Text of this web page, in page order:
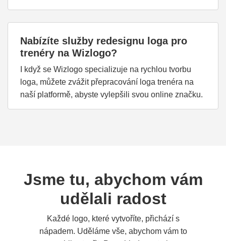
Nabízíte služby redesignu loga pro
trenéry na Wizlogo?
I když se Wizlogo specializuje na rychlou tvorbu
loga, můžete zvážit přepracování loga trenéra na
naší platformě, abyste vylepšili svou online značku.
Jsme tu, abychom vám
udělali radost
Každé logo, které vytvoříte, přichází s
nápadem. Uděláme vše, abychom vám to